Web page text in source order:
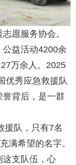
愿服务协会。
益活动4200余
万余人。2025
优秀应急救援队
誉背后，是一群
队，只有7名
满希望的名字。
这支队伍，心